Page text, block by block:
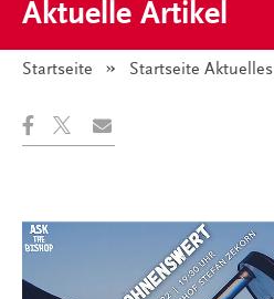
Aktuelle Artikel
Startseite Startseite Aktuelles